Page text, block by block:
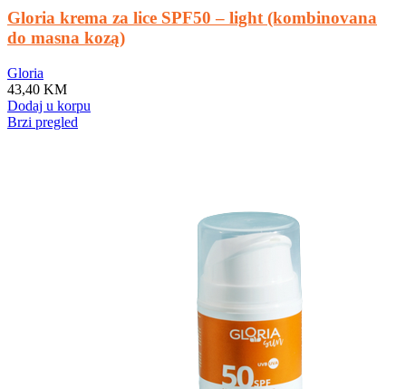
Gloria krema za lice SPF50 – light (kombinovana
do masna kozą)
Gloria
43,40 KM
Dodaj u korpu
Brzi pregled